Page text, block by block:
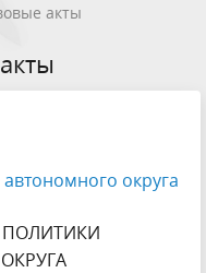
акты
округа